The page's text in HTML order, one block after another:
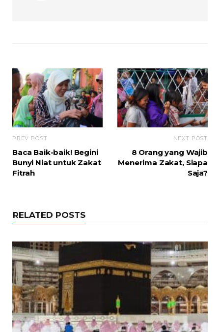
PREV POST
Baca Baik-baik! Begini
Bunyi Niat untuk Zakat
Fitrah
NEXT POST
8 Orang yang Wajib
Menerima Zakat, Siapa
Saja?
RELATED POSTS